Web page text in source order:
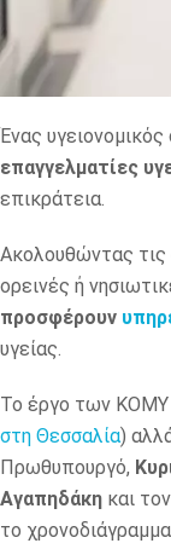
Ένας
επαγγελματίες
επικράτεια.
Ακολουθώντας τις
ορεινές ή
προσφέρουν
υγείας.
Το έργο των ΚΟΜΥ
στη Θεσσαλία)
Πρωθυπουργό,
Αγαπηδάκη και
το